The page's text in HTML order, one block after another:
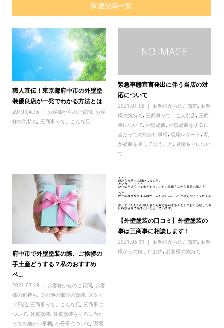
関連記事一覧
職人直伝！東京都府中市の外壁塗
装優良店が一発でわかる方法とは
2019.04.16 お客様からのご質問, お客
様の気持ち, 三商事って、こんな店
緊急事態宣言発出に伴う当店の対
応について
2021.01.08 お客様からのご質問, お客
様の気持ち, 三商事って、こんな店, 三商
事について,外壁塗装,外壁塗装をするに
当たっての細かい事柄,現場レポート,私
が塗装を通じて思うこと, 見積もりについ
て
府中市で外壁塗装の際、ご挨拶の
手土産どうする？私のおすすめ
ベ...
2021.07.19 お客様からのご質問, お客
様の気持ち, その他の部分の塗装, スタッ
フ日記, 三商事って、こんな店, 三商事に
ついて, 外壁塗装, 外壁塗装をするに当た
っての細かい事柄, 小冊子について, 現場
【外壁塗装の口コミ】外壁塗装の
事は三商事に相談します！
2021.06.11 お客様からのご質問, お客
様からの嬉しいお声, お客様の気持ち